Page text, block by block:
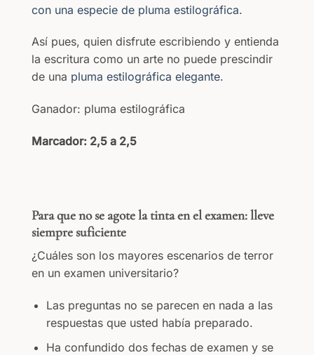
con una especie de pluma estilográfica.
Así pues, quien disfrute escribiendo y entienda
la escritura como un arte no puede prescindir
de una pluma estilográfica elegante.
Ganador: pluma estilográfica
Marcador: 2,5 a 2,5
Para que no se agote la tinta en el examen: lleve
siempre suficiente
¿Cuáles son los mayores escenarios de terror
en un examen universitario?
Las preguntas no se parecen en nada a las
respuestas que usted había preparado.
Ha confundido dos fechas de examen y se